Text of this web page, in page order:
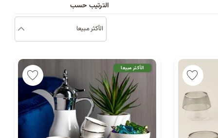
ك
ل
ب
الترتيب حسب
الأكثر مبيعا
الأكثر مبيعا